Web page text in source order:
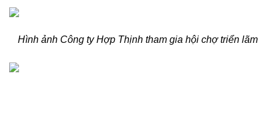
Hình ảnh Công ty Hợp Thịnh tham gia hội chợ triển lãm